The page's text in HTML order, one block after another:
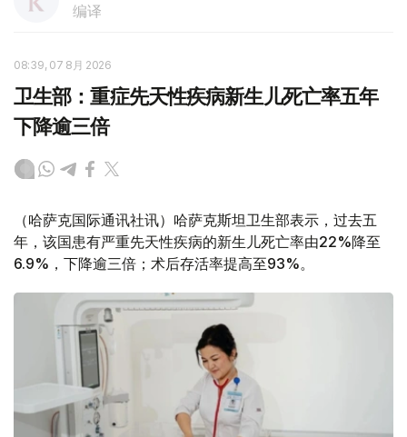
编译
08:39, 07 8月 2026
卫生部：重症先天性疾病新生儿死亡率五年
下降逾三倍
（哈萨克国际通讯社讯）哈萨克斯坦卫生部表示，过去五
年，该国患有严重先天性疾病的新生儿死亡率由22%降至
6.9%，下降逾三倍；术后存活率提高至93%。